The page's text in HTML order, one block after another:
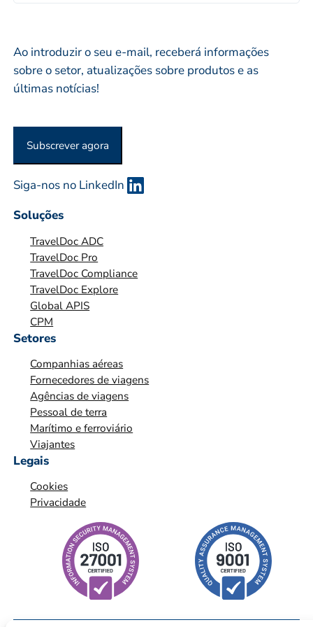
o
*
o
E
S
A
U
R
G
N
O
*
Ao introduzir o seu e-mail, receberá informações
sobre o setor, atualizações sobre produtos e as
últimas notícias!
Subscrever agora
Siga-nos no LinkedIn
Soluções
TravelDoc ADC
TravelDoc Pro
TravelDoc Compliance
TravelDoc Explore
Global APIS
CPM
Setores
Companhias aéreas
Fornecedores de viagens
Agências de viagens
Pessoal de terra
Marítimo e ferroviário
Viajantes
Legais
Cookies
Privacidade